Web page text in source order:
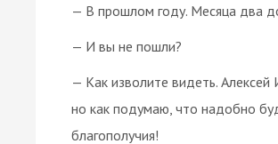
— В прошлом году. Месяца два
— И вы не пошли?
— Как изволите видеть.
но как подумаю, что надобно
благополучия!